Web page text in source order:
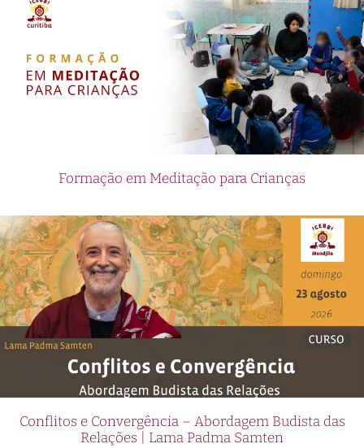
Formação em Meditação para Crianças
Conflitos e Convergência – Abordagem Budista das
Relações | Lama Padma Samten